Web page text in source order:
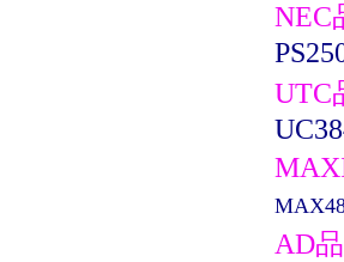
NEC
UTC
AD